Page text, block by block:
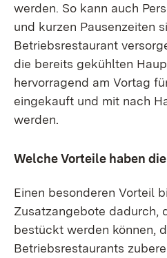
werden. So kann auch
und kurzen Pausenzeiten
Betriebsrestaurant
die bereits gekühlten
hervorragend am Vortag
eingekauft und mit nach
werden.
Welche Vorteile haben
Einen besonderen Vorteil
Zusatzangebote dadurch,
bestückt werden können,
Betriebsrestaurants